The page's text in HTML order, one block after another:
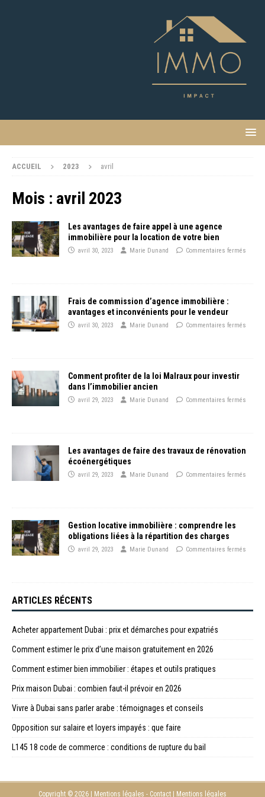
ACCUEIL 2023 avril
Mois : avril 2023
Les avantages de faire appel à une agence
immobilière pour la location de votre bien
avril 30, 2023 Marie Dunand Commentaires fermés
Frais de commission d’agence immobilière :
avantages et inconvénients pour le vendeur
avril 30, 2023 Marie Dunand Commentaires fermés
Comment profiter de la loi Malraux pour investir
dans l’immobilier ancien
avril 29, 2023 Marie Dunand Commentaires fermés
Les avantages de faire des travaux de rénovation
écoénergétiques
avril 29, 2023 Marie Dunand Commentaires fermés
Gestion locative immobilière : comprendre les
obligations liées à la répartition des charges
avril 29, 2023 Marie Dunand Commentaires fermés
ARTICLES RÉCENTS
Acheter appartement Dubai : prix et démarches pour expatriés
Comment estimer le prix d’une maison gratuitement en 2026
Comment estimer bien immobilier : étapes et outils pratiques
Prix maison Dubai : combien faut-il prévoir en 2026
Vivre à Dubai sans parler arabe : témoignages et conseils
Opposition sur salaire et loyers impayés : que faire
L145 18 code de commerce : conditions de rupture du bail
Copyright © 2026 | Mentions légales - Contact Mentions légales